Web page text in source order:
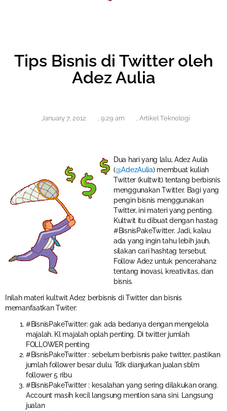
Tips Bisnis di Twitter oleh
Adez Aulia
January 7, 2012 , 9:29 am , Artikel Teknologi
Dua hari yang lalu, Adez Aulia
(@AdezAulia) membuat kuliah
Twitter (kultwit) tentang berbisnis
menggunakan Twitter. Bagi yang
pengin bisnis menggunakan
Twitter, ini materi yang penting.
Kultwit itu dibuat dengan hastag
#BisnisPakeTwitter. Jadi, kalau
ada yang ingin tahu lebih jauh,
silakan cari hashtag tersebut.
Follow Adez untuk pencerahan2
tentang inovasi, kreativitas, dan
bisnis.
Inilah materi kultwit Adez berbisnis di Twitter dan bisnis
memanfaatkan Twiter:
#BisnisPakeTwitter: gak ada bedanya dengan mengelola
majalah. Kl majalah oplah penting. Di twitter jumlah
FOLLOWER penting
#BisnisPakeTwitter : sebelum berbisnis pake twitter, pastikan
jumlah follower besar dulu. Tdk dianjurkan jualan sblm
follower 5 ribu
#BisnisPakeTwitter : kesalahan yang sering dilakukan orang.
Account masih kecil langsung mention sana sini. Langsung
jualan